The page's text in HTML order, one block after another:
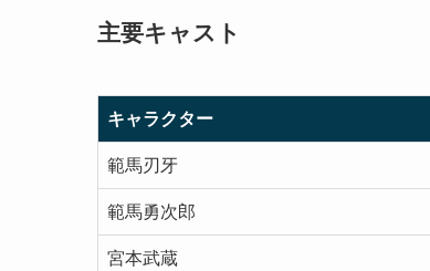
主要キャスト
キャラクター
範馬刃牙
範馬勇次郎
宮本武蔵